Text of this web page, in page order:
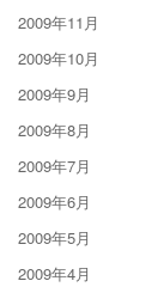
2009年11月
2009年10月
2009年9月
2009年8月
2009年7月
2009年6月
2009年5月
2009年4月